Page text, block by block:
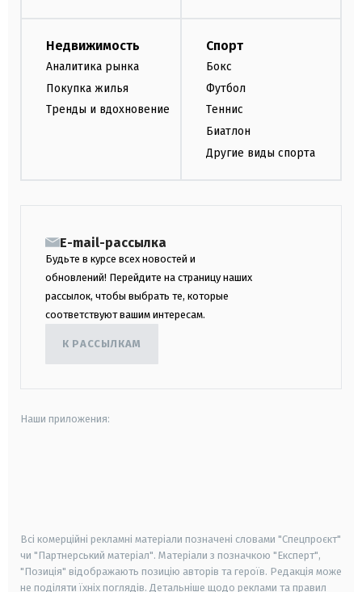
Недвижимость
Аналитика рынка
Покупка жилья
Тренды и вдохновение
Спорт
Бокс
Футбол
Теннис
Биатлон
Другие виды спорта
E-mail-рассылка
Будьте в курсе всех новостей и
обновлений! Перейдите на страницу наших
рассылок, чтобы выбрать те, которые
соответствуют вашим интересам.
К РАССЫЛКАМ
Наши приложения:
Всі комерційні рекламні матеріали позначені словами "Спецпроєкт"
чи "Партнерський матеріал". Матеріали з позначкою "Експерт",
"Позиція" відображають позицію авторів та героїв. Редакція може
не поділяти їхніх поглядів. Детальніше щодо реклами та правил